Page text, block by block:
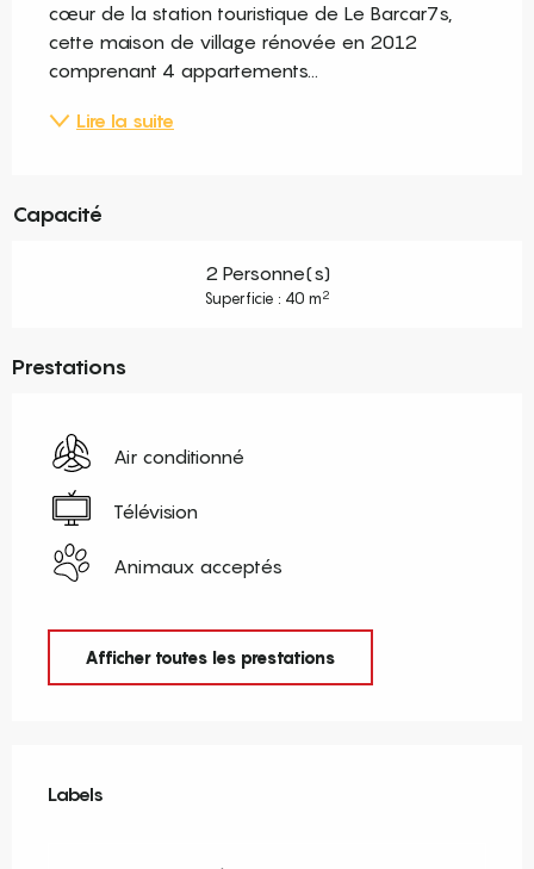
cœur de la station touristique de Le Barcar7s,
cette maison de village rénovée en 2012
comprenant 4 appartements...
Lire la suite
Capacité
2 Personne(s)
Superficie : 40 m2
Prestations
Air conditionné
Télévision
Animaux acceptés
Afficher toutes les prestations
Labels
Labels